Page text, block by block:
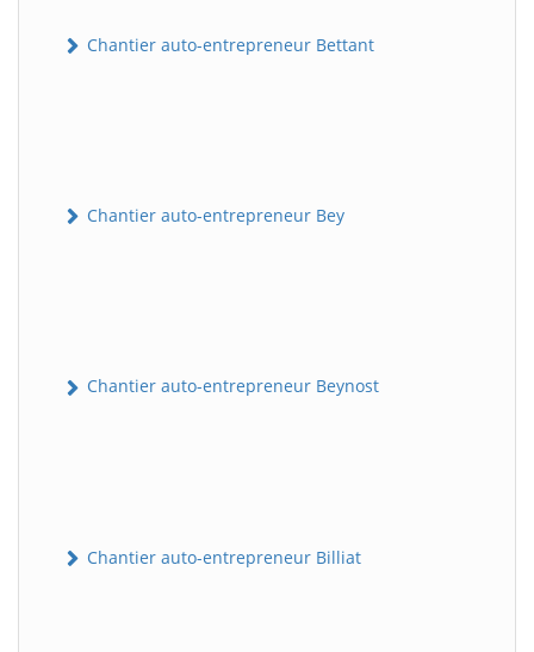
Chantier auto-entrepreneur Bettant
Chantier auto-entrepreneur Bey
Chantier auto-entrepreneur Beynost
Chantier auto-entrepreneur Billiat